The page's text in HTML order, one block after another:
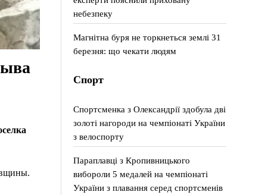
небезпеку
Магнітна буря не торкнеться землі 31
березня: що чекати людям
Спорт
Спортсменка з Олександрії здобула дві
золоті нагороди на чемпіонаті України
з велоспорту
Параплавці з Кропивницького
вибороли 5 медалей на чемпіонаті
України з плавання серед спортсменів